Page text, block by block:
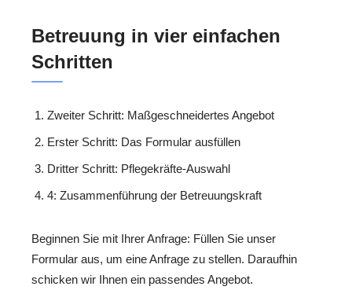
Betreuung in vier einfachen
Schritten
Zweiter Schritt: Maßgeschneidertes Angebot
Erster Schritt: Das Formular ausfüllen
Dritter Schritt: Pflegekräfte-Auswahl
4: Zusammenführung der Betreuungskraft
Beginnen Sie mit Ihrer Anfrage: Füllen Sie unser
Formular aus, um eine Anfrage zu stellen. Daraufhin
schicken wir Ihnen ein passendes Angebot.